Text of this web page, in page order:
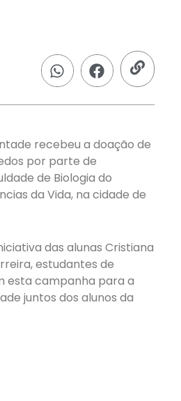
recebeu a doação de
por parte de
de Biologia do
da Vida, na cidade de
das alunas Cristiana
estudantes de
esta campanha para a
juntos dos alunos da